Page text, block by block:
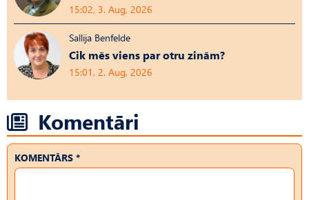
15:02, 3. Aug, 2026
Sallija Benfelde
Cik mēs viens par otru zinām?
15:01, 2. Aug, 2026
Komentāri
KOMENTĀRS *